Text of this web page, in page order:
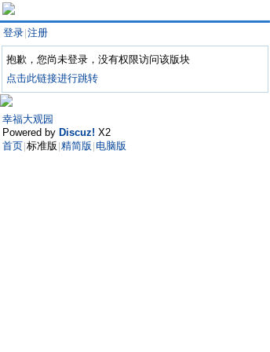
登录 注册
抱歉，您尚未登录，没有权限访问该版块
点击此链接进行跳转
幸福大观园
Powered by Discuz! X2
首页 标准版 精简版 电脑版